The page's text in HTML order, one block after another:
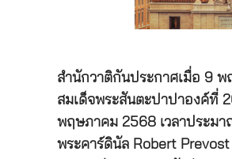
สำนักวาติกันประกาศเมื่อ 9
สมเด็จพระสันตะปาปาองค์ที่
พฤษภาคม 2568 เวลาประมา
พระคาร์ดินัล Robert Prevost